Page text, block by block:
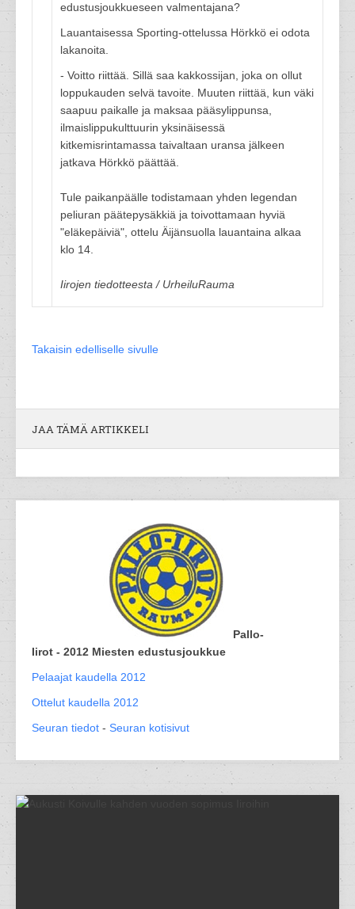
edustusjoukkueseen valmentajana?
Lauantaisessa Sporting-ottelussa Hörkkö ei odota
lakanoita.
- Voitto riittää. Sillä saa kakkossijan, joka on ollut
loppukauden selvä tavoite. Muuten riittää, kun väki
saapuu paikalle ja maksaa pääsylippunsa,
ilmaislippukulttuurin yksinäisessä
kitkemisrintamassa taivaltaan uransa jälkeen
jatkava Hörkkö päättää.
Tule paikanpäälle todistamaan yhden legendan
peliuran päätepysäkkiä ja toivottamaan hyviä
"eläkepäiviä", ottelu Äijänsuolla lauantaina alkaa
klo 14.
Iirojen tiedotteesta / UrheiluRauma
Takaisin edelliselle sivulle
JAA TÄMÄ ARTIKKELI
Pallo-
Iirot - 2012 Miesten edustusjoukkue
Pelaajat kaudella 2012
Ottelut kaudella 2012
Seuran tiedot - Seuran kotisivut